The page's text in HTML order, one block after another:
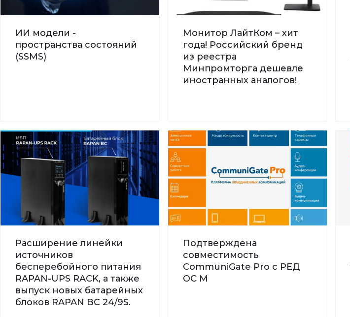
ИИ модели -
пространства состояний
(SSMS)
Монитор ЛайтКом – хит
года! Российский бренд
из реестра
Минпромторга дешевле
иностранных аналогов!
Расширение линейки
источников
бесперебойного питания
RAPAN-UPS RACK, а также
выпуск новых батарейных
блоков RAPAN BC 24/9S.
Подтверждена
совместимость
CommuniGate Pro с РЕД
ОС М